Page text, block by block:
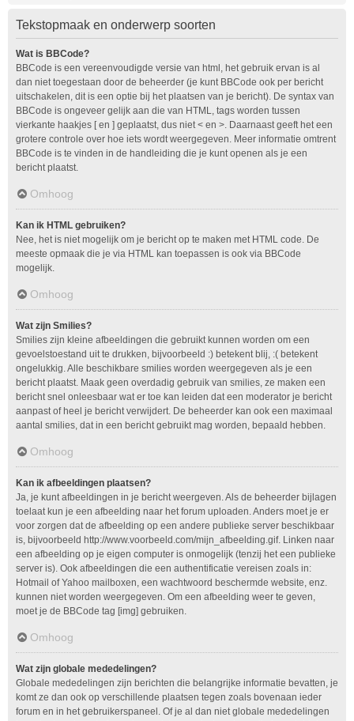
Tekstopmaak en onderwerp soorten
Wat is BBCode?
BBCode is een vereenvoudigde versie van html, het gebruik ervan is al
dan niet toegestaan door de beheerder (je kunt BBCode ook per bericht
uitschakelen, dit is een optie bij het plaatsen van je bericht). De syntax van
BBCode is ongeveer gelijk aan die van HTML, tags worden tussen
vierkante haakjes [ en ] geplaatst, dus niet < en >. Daarnaast geeft het een
grotere controle over hoe iets wordt weergegeven. Meer informatie omtrent
BBCode is te vinden in de handleiding die je kunt openen als je een
bericht plaatst.
Omhoog
Kan ik HTML gebruiken?
Nee, het is niet mogelijk om je bericht op te maken met HTML code. De
meeste opmaak die je via HTML kan toepassen is ook via BBCode
mogelijk.
Omhoog
Wat zijn Smilies?
Smilies zijn kleine afbeeldingen die gebruikt kunnen worden om een
gevoelstoestand uit te drukken, bijvoorbeeld :) betekent blij, :( betekent
ongelukkig. Alle beschikbare smilies worden weergegeven als je een
bericht plaatst. Maak geen overdadig gebruik van smilies, ze maken een
bericht snel onleesbaar wat er toe kan leiden dat een moderator je bericht
aanpast of heel je bericht verwijdert. De beheerder kan ook een maximaal
aantal smilies, dat in een bericht gebruikt mag worden, bepaald hebben.
Omhoog
Kan ik afbeeldingen plaatsen?
Ja, je kunt afbeeldingen in je bericht weergeven. Als de beheerder bijlagen
toelaat kun je een afbeelding naar het forum uploaden. Anders moet je er
voor zorgen dat de afbeelding op een andere publieke server beschikbaar
is, bijvoorbeeld http://www.voorbeeld.com/mijn_afbeelding.gif. Linken naar
een afbeelding op je eigen computer is onmogelijk (tenzij het een publieke
server is). Ook afbeeldingen die een authentificatie vereisen zoals in:
Hotmail of Yahoo mailboxen, een wachtwoord beschermde website, enz.
kunnen niet worden weergegeven. Om een afbeelding weer te geven,
moet je de BBCode tag [img] gebruiken.
Omhoog
Wat zijn globale mededelingen?
Globale mededelingen zijn berichten die belangrijke informatie bevatten, je
komt ze dan ook op verschillende plaatsen tegen zoals bovenaan ieder
forum en in het gebruikerspaneel. Of je al dan niet globale mededelingen